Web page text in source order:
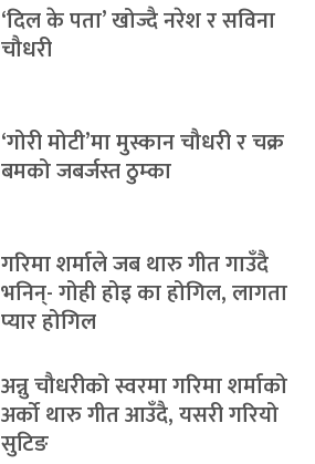
‘दिल के पता’ खोज्दै नरेश र सविना
चौधरी
‘गोरी मोटी’मा मुस्कान चौधरी र चक्र
बमको जबर्जस्त ठुम्का
गरिमा शर्माले जब थारु गीत गाउँदै
भनिन्- गोही होइ का होगिल, लागता
प्यार होगिल
अन्नु चौधरीको स्वरमा गरिमा शर्माको
अर्को थारु गीत आउँदै, यसरी गरियो
सुटिङ